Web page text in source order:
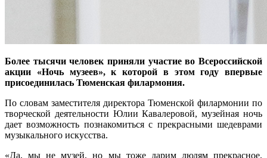
Более тысячи человек приняли участие во Всероссийской
акции «Ночь музеев», к которой в этом году впервые
присоединилась Тюменская филармония.
По словам заместителя директора Тюменской филармонии по
творческой деятельности Юлии Кавалеровой, музейная ночь
дает возможность познакомиться с прекрасными шедеврами
музыкального искусства.
«Да, мы не музей, но мы тоже дарим людям прекрасное.